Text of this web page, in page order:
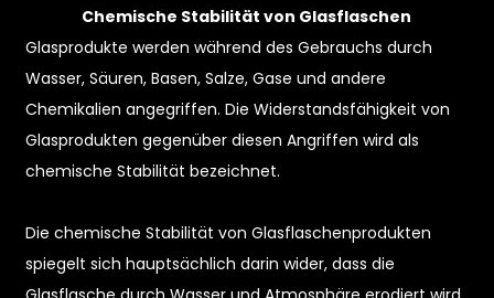
Chemische Stabilität von Glasflaschen
Glasprodukte werden während des Gebrauchs durch
Wasser, Säuren, Basen, Salze, Gase und andere
Chemikalien angegriffen. Die Widerstandsfähigkeit von
Glasprodukten gegenüber diesen Angriffen wird als
chemische Stabilität bezeichnet.
Die chemische Stabilität von Glasflaschenprodukten
spiegelt sich hauptsächlich darin wider, dass die